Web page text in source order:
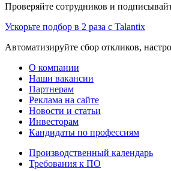
Проверяйте сотрудников и
Ускорьте подбор в 2 раза с Talantix
Автоматизируйте сбор откликов,
О компании
Наши вакансии
Партнерам
Реклама на сайте
Новости и статьи
Инвесторам
Кандидаты по профессиям
Производственный календарь
Требования к ПО